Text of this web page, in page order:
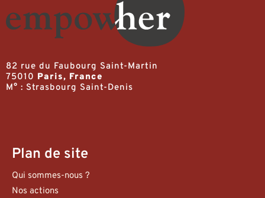
82 rue du Faubourg Saint-Martin
75010 Paris, France
M° : Strasbourg Saint-Denis
Plan de site
Qui sommes-nous ?
Nos actions